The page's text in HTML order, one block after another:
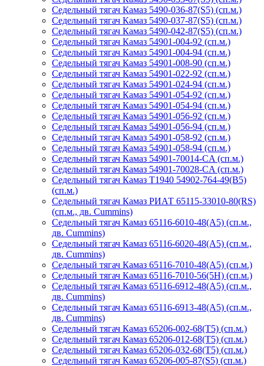
Седельный тягач Камаз 5490-036-87(S5) (сп.м.)
Седельный тягач Камаз 5490-037-87(S5) (сп.м.)
Седельный тягач Камаз 5490-042-87(S5) (сп.м.)
Седельный тягач Камаз 54901-004-92 (сп.м.)
Седельный тягач Камаз 54901-004-94 (сп.м.)
Седельный тягач Камаз 54901-008-90 (сп.м.)
Седельный тягач Камаз 54901-022-92 (сп.м.)
Седельный тягач Камаз 54901-024-94 (сп.м.)
Седельный тягач Камаз 54901-054-92 (сп.м.)
Седельный тягач Камаз 54901-054-94 (сп.м.)
Седельный тягач Камаз 54901-056-92 (сп.м.)
Седельный тягач Камаз 54901-056-94 (сп.м.)
Седельный тягач Камаз 54901-058-92 (сп.м.)
Седельный тягач Камаз 54901-058-94 (сп.м.)
Седельный тягач Камаз 54901-70014-CA (сп.м.)
Седельный тягач Камаз 54901-70028-CA (сп.м.)
Седельный тягач Камаз Т1940 54902-764-49(B5)
(сп.м.)
Седельный тягач Камаз РИАТ 65115-33010-80(RS)
(сп.м., дв. Cummins)
Седельный тягач Камаз 65116-6010-48(A5) (сп.м.,
дв. Cummins)
Седельный тягач Камаз 65116-6020-48(A5) (сп.м.,
дв. Cummins)
Седельный тягач Камаз 65116-7010-48(А5) (сп.м.)
Седельный тягач Камаз 65116-7010-56(5H) (сп.м.)
Седельный тягач Камаз 65116-6912-48(A5) (сп.м.,
дв. Cummins)
Седельный тягач Камаз 65116-6913-48(A5) (сп.м.,
дв. Cummins)
Седельный тягач Камаз 65206-002-68(Т5) (сп.м.)
Седельный тягач Камаз 65206-012-68(Т5) (сп.м.)
Седельный тягач Камаз 65206-032-68(Т5) (сп.м.)
Седельный тягач Камаз 65206-005-87(S5) (сп.м.)